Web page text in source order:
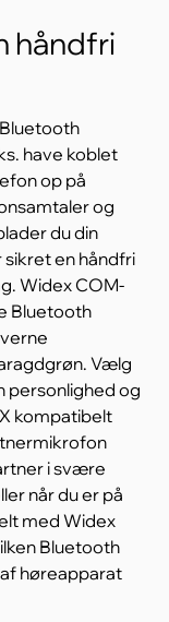
håndfri
have koblet
op på
og
du din
en håndfri
Widex COM-
Bluetooth
Vælg
personlighed og
kompatibelt
i svære
når du er på
med Widex
Bluetooth
høreapparat